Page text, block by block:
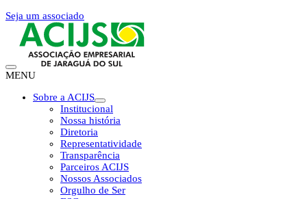
Seja um associado
MENU
Sobre a ACIJS
Institucional
Nossa história
Diretoria
Representatividade
Transparência
Parceiros ACIJS
Nossos Associados
Orgulho de Ser